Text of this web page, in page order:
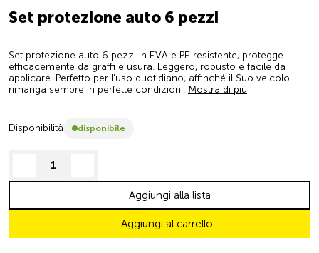
Set protezione auto 6 pezzi
Set protezione auto 6 pezzi in EVA e PE resistente, protegge
efficacemente da graffi e usura. Leggero, robusto e facile da
applicare. Perfetto per l’uso quotidiano, affinché il Suo veicolo
rimanga sempre in perfette condizioni. Mostra di più
Disponibilità disponibile
decrease quantity
Aggiungi al carrello
Aggiungi alla lista